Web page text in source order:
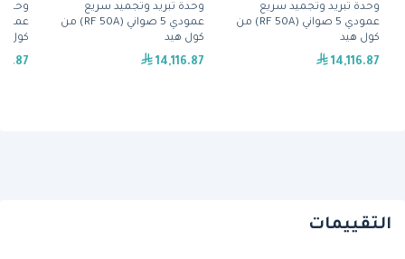
وحدة تبريد وتجميد سريع
عمودي 5 صواني (RF 50A) من
كول هيد
14,116.87
وحدة تبريد وتجميد سريع
عمودي 5 صواني (RF 50A) من
كول هيد
14,116.87
وحدة
كول
التقييمات